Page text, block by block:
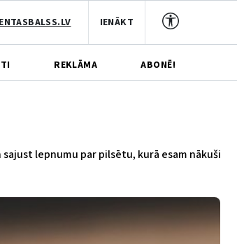
IENĀKT
REKLĀMA ABONĒ!
lepnumu par pilsētu, kurā esam nākuši